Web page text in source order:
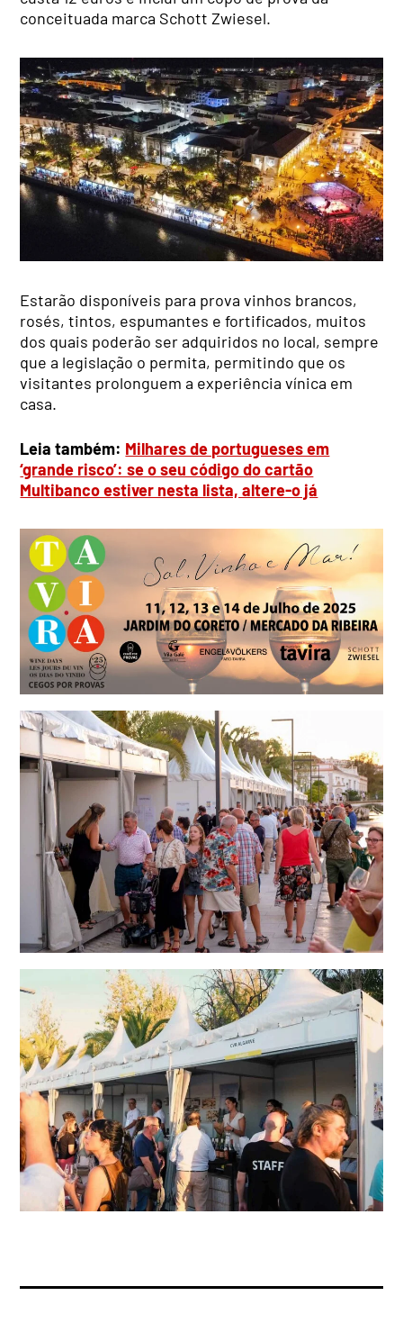
conceituada marca Schott Zwiesel.
Estarão disponíveis para prova vinhos brancos,
rosés, tintos, espumantes e fortificados, muitos
dos quais poderão ser adquiridos no local, sempre
que a legislação o permita, permitindo que os
visitantes prolonguem a experiência vínica em
casa.
Leia também: Milhares de portugueses em
‘grande risco’: se o seu código do cartão
Multibanco estiver nesta lista, altere-o já